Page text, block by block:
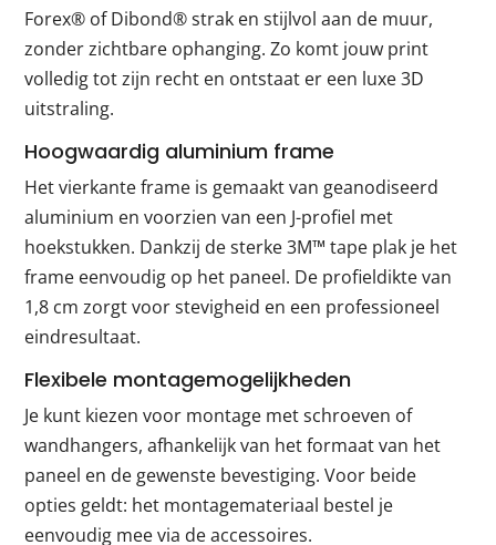
Forex® of Dibond® strak en stijlvol aan de muur,
zonder zichtbare ophanging. Zo komt jouw print
volledig tot zijn recht en ontstaat er een luxe 3D
uitstraling.
Hoogwaardig aluminium frame
Het vierkante frame is gemaakt van geanodiseerd
aluminium en voorzien van een J-profiel met
hoekstukken. Dankzij de sterke 3M™ tape plak je het
frame eenvoudig op het paneel. De profieldikte van
1,8 cm zorgt voor stevigheid en een professioneel
eindresultaat.
Flexibele montagemogelijkheden
Je kunt kiezen voor montage met schroeven of
wandhangers, afhankelijk van het formaat van het
paneel en de gewenste bevestiging. Voor beide
opties geldt: het montagemateriaal bestel je
eenvoudig mee via de accessoires.